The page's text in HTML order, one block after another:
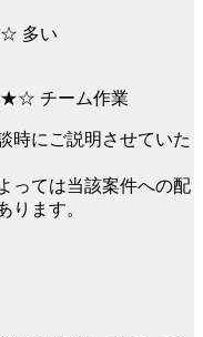
多い
チーム作業
時にご説明させていた
っては当該案件への配
ります。